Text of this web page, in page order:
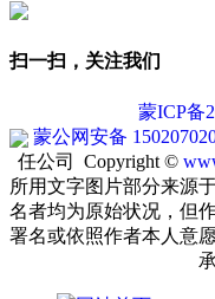
扫一扫，关注我们
蒙ICP备
蒙公网安备
任公司 Copyright ©
所用文字图片部分来源
名者均为原始状况，但
署名或依照作者本人意